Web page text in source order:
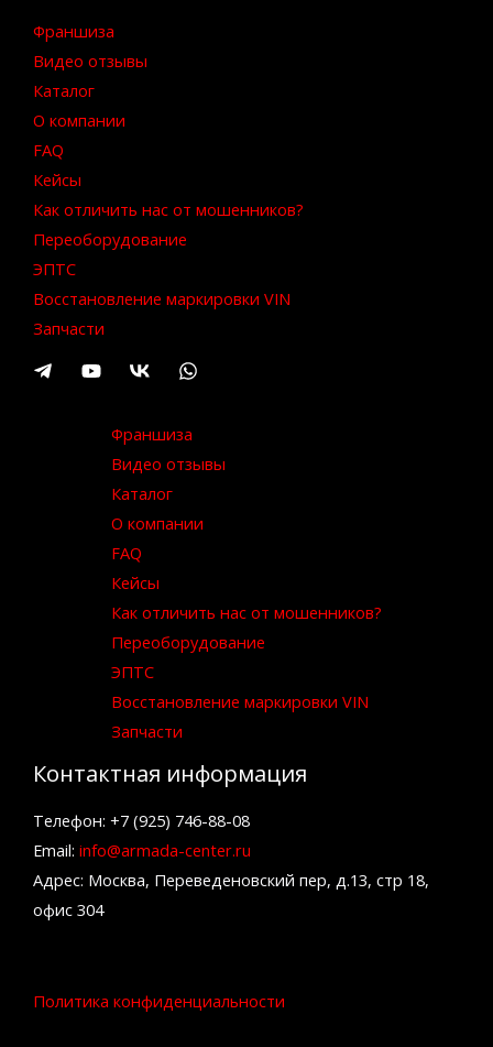
Франшиза
Видео отзывы
Каталог
О компании
FAQ
Кейсы
Как отличить нас от мошенников?
Переоборудование
ЭПТС
Восстановление маркировки VIN
Запчасти
Франшиза
Видео отзывы
Каталог
О компании
FAQ
Кейсы
Как отличить нас от мошенников?
Переоборудование
ЭПТС
Восстановление маркировки VIN
Запчасти
Контактная информация
Телефон: +7 (925) 746-88-08
Email: info@armada-center.ru
Адрес: Москва, Переведеновский пер, д.13, стр 18,
офис 304
Политика конфиденциальности